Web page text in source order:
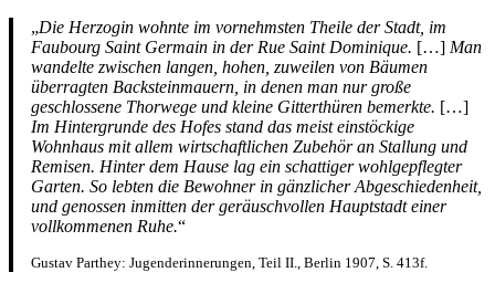
„Die Herzogin wohnte im vornehmsten Theile der Stadt, im
Faubourg Saint Germain in der Rue Saint Dominique. […] Man
wandelte zwischen langen, hohen, zuweilen von Bäumen
überragten Backsteinmauern, in denen man nur große
geschlossene Thorwege und kleine Gitterthüren bemerkte. […]
Im Hintergrunde des Hofes stand das meist einstöckige
Wohnhaus mit allem wirtschaftlichen Zubehör an Stallung und
Remisen. Hinter dem Hause lag ein schattiger wohlgepflegter
Garten. So lebten die Bewohner in gänzlicher Abgeschiedenheit,
und genossen inmitten der geräuschvollen Hauptstadt einer
vollkommenen Ruhe.“
Gustav Parthey: Jugenderinnerungen, Teil II., Berlin 1907, S. 413f.